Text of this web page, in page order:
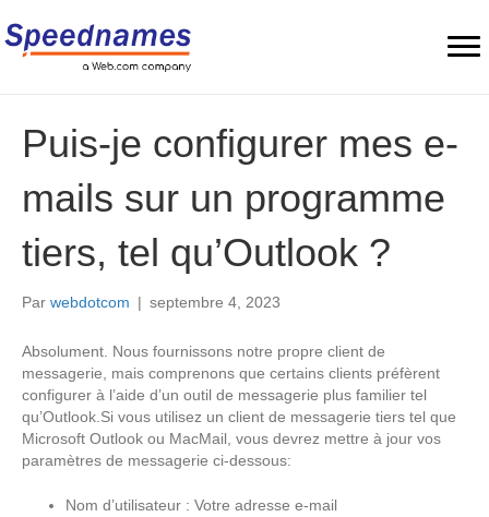
Puis-je configurer mes e-
mails sur un programme
tiers, tel qu’Outlook ?
Par webdotcom | septembre 4, 2023
Absolument. Nous fournissons notre propre client de
messagerie, mais comprenons que certains clients préfèrent
configurer à l’aide d’un outil de messagerie plus familier tel
qu’Outlook.Si vous utilisez un client de messagerie tiers tel que
Microsoft Outlook ou MacMail, vous devrez mettre à jour vos
paramètres de messagerie ci-dessous:
Nom d’utilisateur : Votre adresse e-mail